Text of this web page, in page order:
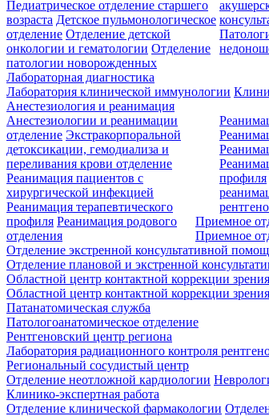
Педиатрическое отделение старшего
возраста Детское пульмонологическое
отделение Отделение детской
онкологии и гематологии Отделение
патологии новорожденных
Лабораторная диагностика
Лаборатория клинической иммунологии
Анестезиология и реанимация
Анестезиологии и реанимации
отделение Экстракорпоральной
детоксикации, гемодиализа и
переливания крови отделение
Реанимация пациентов с
хирургической инфекцией
Реанимация терапевтического
профиля Реанимация родового
отделения
профиля
Приемное
Приемное
Отделение экстренной консультативной
Отделение плановой и экстренной
Областной центр контактной коррекции зрения
Областной центр контактной коррекции зрения
Патанатомическая служба
Патологоанатомическое отделение
Рентгеновский центр региона
Лаборатория радиационного контроля
Региональный сосудистый центр
Отделение неотложной кардиологии
Клинико-экспертная работа
Отделение клинической фармакологии